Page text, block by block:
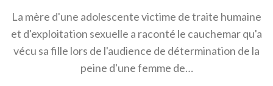
La mère d'une adolescente victime de traite humaine
et d'exploitation sexuelle a raconté le cauchemar qu'a
vécu sa fille lors de l'audience de détermination de la
peine d'une femme de…